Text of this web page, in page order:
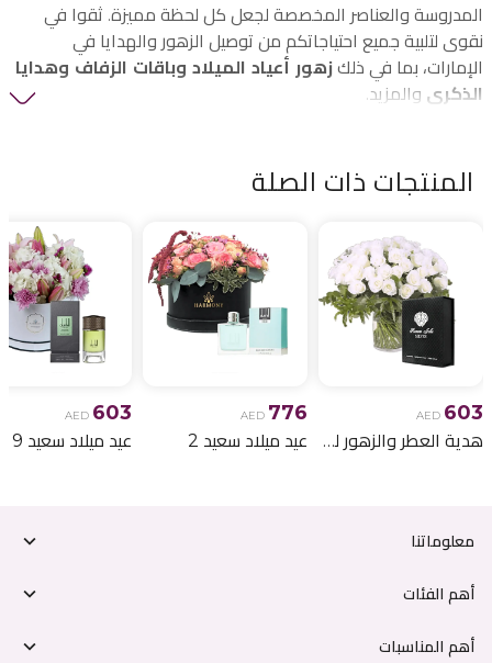
المدروسة والعناصر المخصصة لجعل كل لحظة مميزة. ثقوا في
نقوى لتلبية جميع احتياجاتكم من توصيل الزهور والهدايا في
الإمارات، بما في ذلك زهور أعياد الميلاد وباقات الزفاف وهدايا
الذكرى والمزيد.
المنتجات ذات الصلة
AED 603
هدية العطر والزهور لعيد الميلاد 6
AED 776
عيد ميلاد سعيد 2
AED 603
عيد ميلاد سعيد 9
معلوماتنا
أهم الفئات
أهم المناسبات